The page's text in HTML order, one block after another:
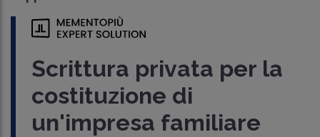
Scrittura privata per la
costituzione di
un'impresa familiare